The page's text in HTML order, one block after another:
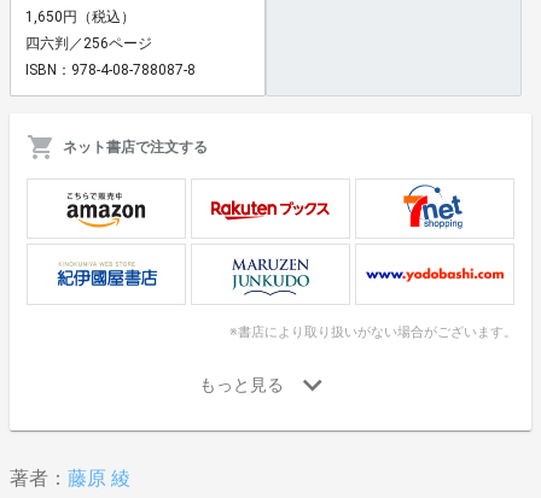
1,650円（税込）
四六判／256ページ
ISBN：978-4-08-788087-8
ネット書店で注文する
※書店により取り扱いがない場合がございます。
著者： 藤原 綾